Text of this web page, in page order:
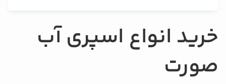
خرید انواع اسپری آب
صورت